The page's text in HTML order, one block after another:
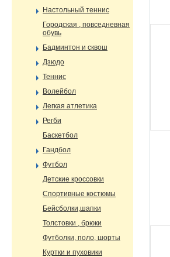
Настольный теннис
Городская , повседневная
обувь
Бадминтон и сквош
Дзюдо
Теннис
Волейбол
Легкая атлетика
Регби
Баскетбол
Гандбол
Футбол
Детские кроссовки
Спортивные костюмы
Бейсболки,шапки
Толстовки , брюки
Футболки, поло, шорты
Куртки и пуховики